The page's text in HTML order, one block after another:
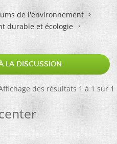
de l'environnement
durable et écologie
LA DISCUSSION
des résultats 1 à 1 sur 1